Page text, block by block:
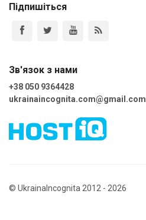
Підпишіться
Зв'язок з нами
+38 050 9364428
ukrainaincognita.com@gmail.com
© UkrainaIncognita 2012 - 2026